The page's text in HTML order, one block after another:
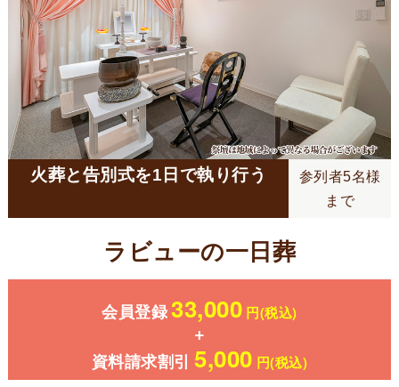
火葬と告別式を1日で執り行う
参列者5名様
まで
ラビューの一日葬
会員登録33,000 円(税込)
資料請求割引 5,000 円(税込)